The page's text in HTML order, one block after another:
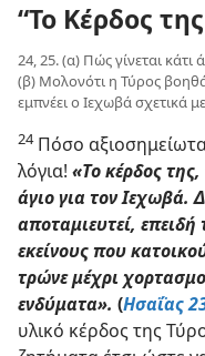
“Το Κέρδος
24, 25. (α) Πώς γίνεται κάτι
(β) Μολονότι η Τύρος
εμπνέει ο Ιεχωβά σχετικά
24Πόσο
λόγια! «Το κέρδος
άγιο για τον Ιεχωβά.
αποταμιευτεί,
εκείνους που
τρώνε μέχρι
ενδύματα». (Ησαΐας
υλικό κέρδος της